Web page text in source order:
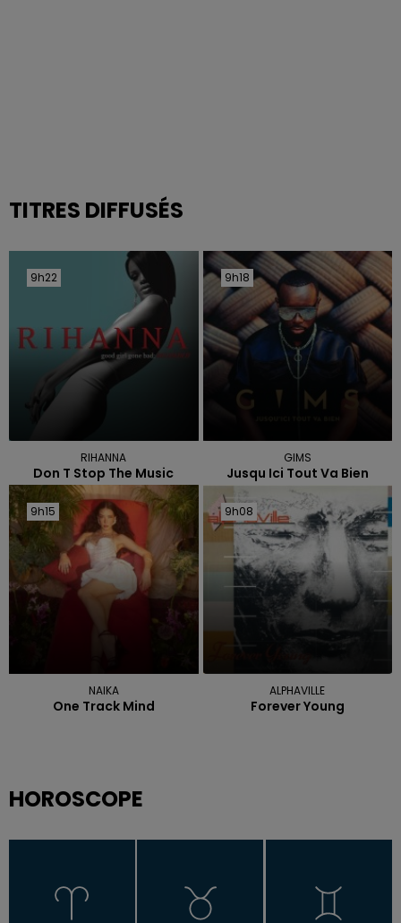
TITRES DIFFUSÉS
9h22
9h22
RIHANNA
Don T Stop The Music
9h18
9h18
GIMS
Jusqu Ici Tout Va Bien
9h15
9h15
NAIKA
One Track Mind
9h08
9h08
ALPHAVILLE
Forever Young
HOROSCOPE